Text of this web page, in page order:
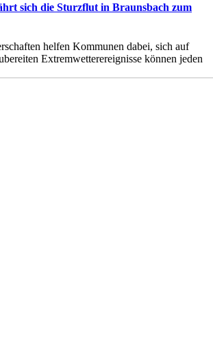
sich die Sturzflut in Braunsbach zum
helfen Kommunen dabei, sich auf
Extremwetterereignisse können jeden